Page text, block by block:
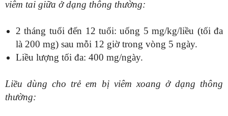
viêm tai giữa ở dạng thông thường:
2 tháng tuổi đến 12 tuổi: uống 5 mg/kg/liều (tối đa
là 200 mg) sau mỗi 12 giờ trong vòng 5 ngày.
Liều lượng tối đa: 400 mg/ngày.
Liều dùng cho trẻ em bị viêm xoang ở dạng thông
thường: